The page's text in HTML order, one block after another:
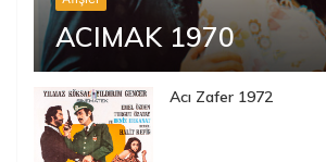
ACIMAK 1970
Acı Zafer 1972